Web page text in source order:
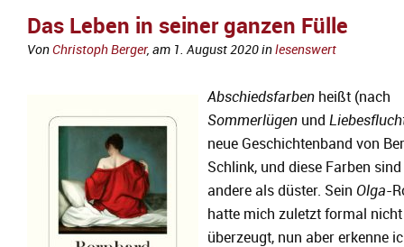
Das Leben in seiner ganzen Fülle
VonChristoph Berger, am 1. August 2020inlesenswert
Abschiedsfarben heißt (nach
Sommerlügen und
neue Geschichtenband von
Schlink, und diese Farben
andere als düster. Sein Olga-
hatte mich zuletzt formal nicht
überzeugt, nun aber erkenne